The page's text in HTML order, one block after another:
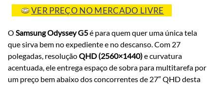
VER PREÇO NO MERCADO LIVRE
O Samsung Odyssey G5é para quem quer uma única tela
que sirva bem no expediente e no descanso. Com 27
polegadas, resoluçãoQHD (2560×1440)e curvatura
acentuada, ele entrega espaço de sobra para multitarefa por
um preço bem abaixo dos concorrentes de 27″ QHD desta